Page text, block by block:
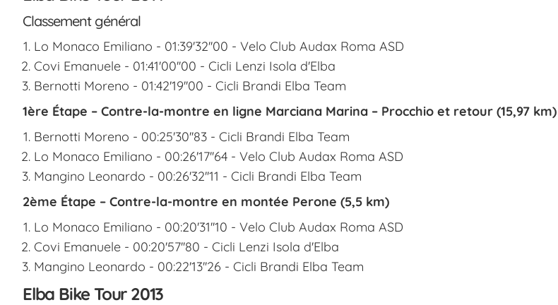
Classement général
Lo Monaco Emiliano - 01:39'32''00 - Velo Club Audax Roma ASD
Covi Emanuele - 01:41'00''00 - Cicli Lenzi Isola d'Elba
Bernotti Moreno - 01:42'19''00 - Cicli Brandi Elba Team
1ère Étape – Contre-la-montre en ligne Marciana Marina – Procchio et retour (15,97 km)
Bernotti Moreno - 00:25'30''83 - Cicli Brandi Elba Team
Lo Monaco Emiliano - 00:26'17''64 - Velo Club Audax Roma ASD
Mangino Leonardo - 00:26'32''11 - Cicli Brandi Elba Team
2ème Étape – Contre-la-montre en montée Perone (5,5 km)
Lo Monaco Emiliano - 00:20'31''10 - Velo Club Audax Roma ASD
Covi Emanuele - 00:20'57''80 - Cicli Lenzi Isola d'Elba
Mangino Leonardo - 00:22'13''26 - Cicli Brandi Elba Team
Elba Bike Tour 2013